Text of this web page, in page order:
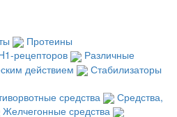
Протеины
рецепторов
Различные
действием
Стабилизаторы
средства
Средства,
Желчегонные средства